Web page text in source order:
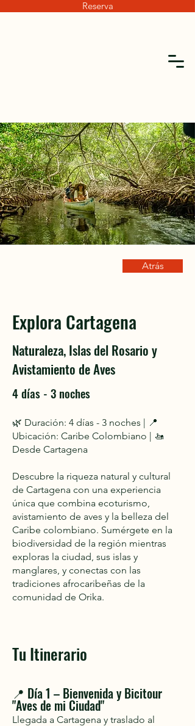
Reserva
Atrás
Explora Cartagena
Naturaleza, Islas del Rosario y
Avistamiento de Aves
4 días - 3 noches
🌿 Duración: 4 días - 3 noches | 📍
Ubicación: Caribe Colombiano | 🚤
Desde Cartagena
Descubre la riqueza natural y cultural
de Cartagena con una experiencia
única que combina ecoturismo,
avistamiento de aves y la belleza del
Caribe colombiano. Sumérgete en la
biodiversidad de la región mientras
exploras la ciudad, sus islas y
manglares, y conectas con las
tradiciones afrocaribeñas de la
comunidad de Orika.
Tu Itinerario
📍 Día 1 – Bienvenida y Bicitour
"Aves de mi Ciudad"
Llegada a Cartagena y traslado al